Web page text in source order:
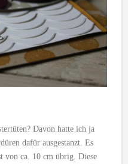
Davon hatte ich ja
dafür ausgestanzt. Es
von ca. 10 cm übrig. Diese